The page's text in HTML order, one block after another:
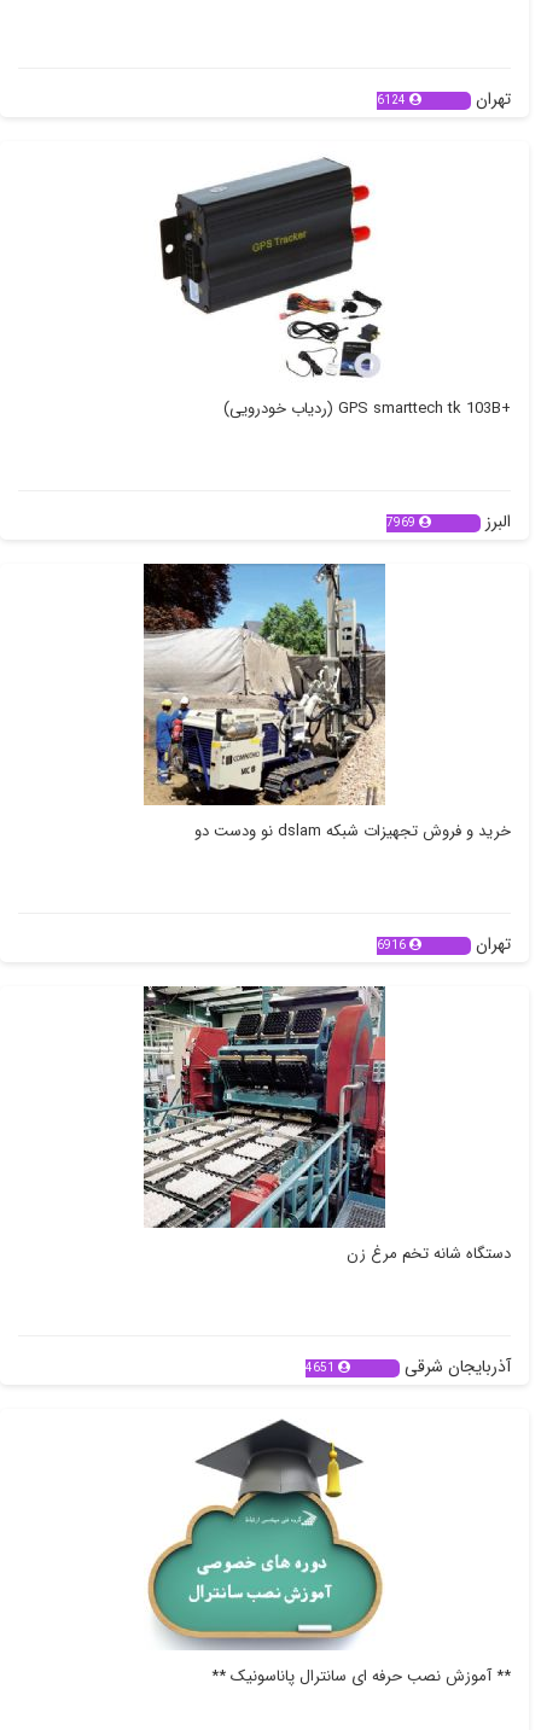
تهران 6124
+GPS smarttech tk 103B (ردیاب خودرویی)
البرز 7969
خرید و فروش تجهیزات شبکه dslam نو ودست دو
تهران 6916
دستگاه شانه تخم مرغ زن
آذربایجان شرقی 4651
** آموزش نصب حرفه ای سانترال پاناسونیک **